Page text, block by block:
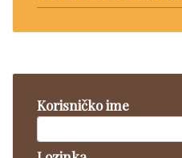
Korisničko ime